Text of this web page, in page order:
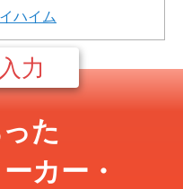
ハイム
入力
た
カー・